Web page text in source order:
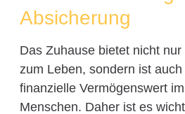
Absicherung
Das Zuhause bietet nicht
zum Leben, sondern ist
finanzielle Vermögenswert
Menschen. Daher ist es